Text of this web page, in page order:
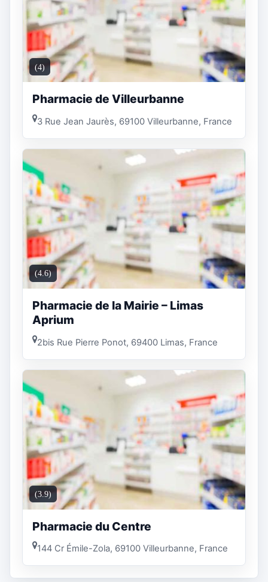
(4)
Pharmacie de Villeurbanne
3 Rue Jean Jaurès, 69100 Villeurbanne, France
(4.6)
Pharmacie de la Mairie – Limas
Aprium
2bis Rue Pierre Ponot, 69400 Limas, France
(3.9)
Pharmacie du Centre
144 Cr Émile-Zola, 69100 Villeurbanne, France